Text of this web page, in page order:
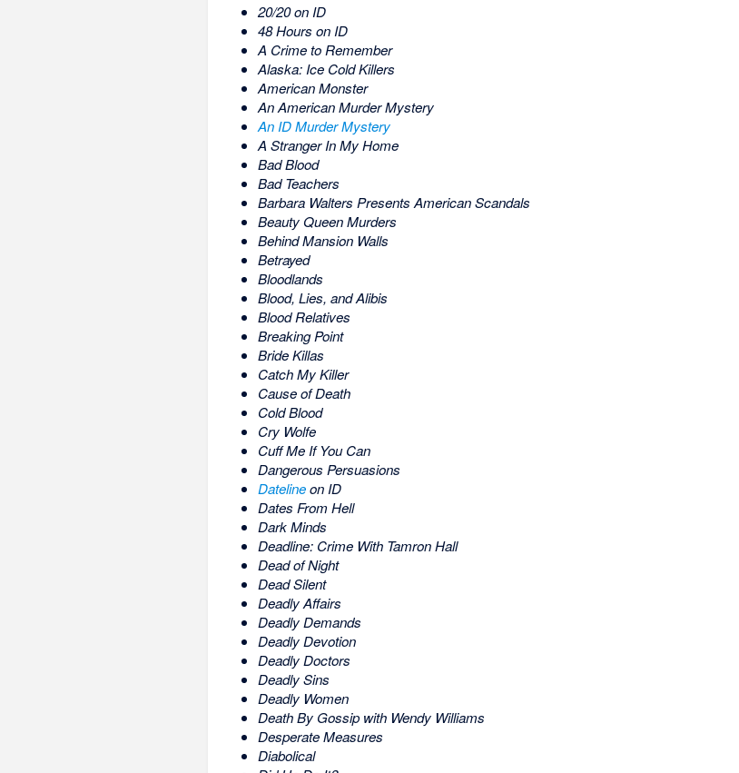
20/20 on ID
48 Hours on ID
A Crime to Remember
Alaska: Ice Cold Killers
American Monster
An American Murder Mystery
An ID Murder Mystery
A Stranger In My Home
Bad Blood
Bad Teachers
Barbara Walters Presents American Scandals
Beauty Queen Murders
Behind Mansion Walls
Betrayed
Bloodlands
Blood, Lies, and Alibis
Blood Relatives
Breaking Point
Bride Killas
Catch My Killer
Cause of Death
Cold Blood
Cry Wolfe
Cuff Me If You Can
Dangerous Persuasions
Datelineon ID
Dates From Hell
Dark Minds
Deadline: Crime With Tamron Hall
Dead of Night
Dead Silent
Deadly Affairs
Deadly Demands
Deadly Devotion
Deadly Doctors
Deadly Sins
Deadly Women
Death By Gossip with Wendy Williams
Desperate Measures
Diabolical